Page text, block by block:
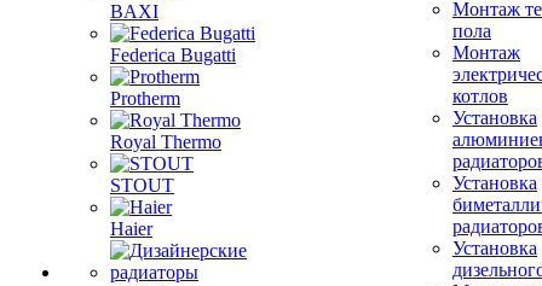
BAXI
Federica Bugatti
Protherm
Royal Thermo
STOUT
Haier
Монтаж
пола
Монтаж
котлов
Установка
Установка
Установка